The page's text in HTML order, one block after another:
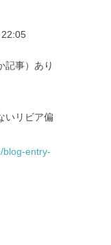
記事）あり
いリビア偏
blog-entry-